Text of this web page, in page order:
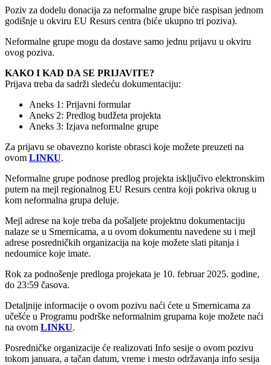
Poziv za dodelu donacija za neformalne grupe biće raspisan jednom
godišnje u okviru EU Resurs centra (biće ukupno tri poziva).
Neformalne grupe mogu da dostave samo jednu prijavu u okviru
ovog poziva.
KAKO I KAD DA SE PRIJAVITE?
Prijava treba da sadrži sledeću dokumentaciju:
Aneks 1: Prijavni formular
Aneks 2: Predlog budžeta projekta
Aneks 3: Izjava neformalne grupe
Za prijavu se obavezno koriste obrasci koje možete preuzeti na
ovom LINKU.
Neformalne grupe podnose predlog projekta isključivo elektronskim
putem na mejl regionalnog EU Resurs centra koji pokriva okrug u
kom neformalna grupa deluje.
Mejl adrese na koje treba da pošaljete projektnu dokumentaciju
nalaze se u Smernicama, a u ovom dokumentu navedene su i mejl
adrese posredničkih organizacija na koje možete slati pitanja i
nedoumice koje imate.
Rok za podnošenje predloga projekata je 10. februar 2025. godine,
do 23:59 časova.
Detaljnije informacije o ovom pozivu naći ćete u Smernicama za
učešće u Programu podrške neformalnim grupama koje možete naći
na ovom LINKU.
Posredničke organizacije će realizovati Info sesije o ovom pozivu
tokom januara, a tačan datum, vreme i mesto održavanja info sesija